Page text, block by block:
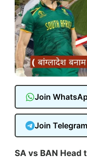
Join
Join Telegram
SA vs BAN Head